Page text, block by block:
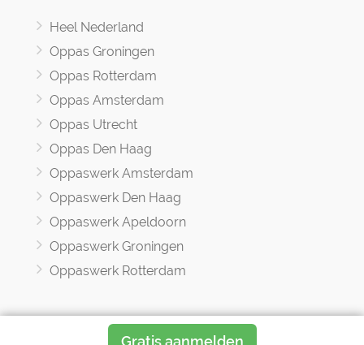
Gratis aanmelden
Heel Nederland
Oppas Groningen
Oppas Rotterdam
Oppas Amsterdam
Oppas Utrecht
Oppas Den Haag
Oppaswerk Amsterdam
Oppaswerk Den Haag
Oppaswerk Apeldoorn
Oppaswerk Groningen
Oppaswerk Rotterdam